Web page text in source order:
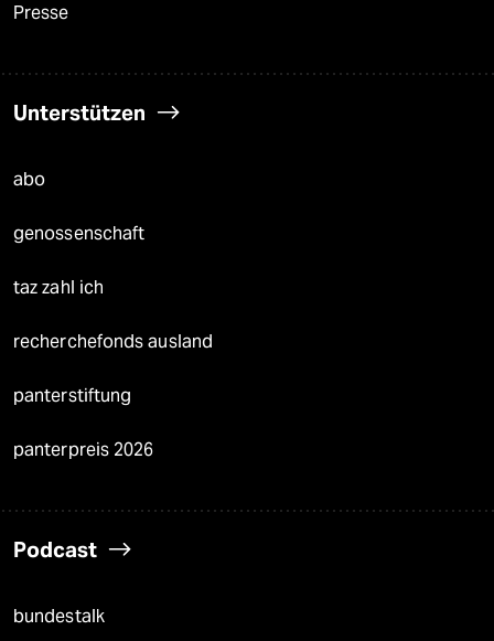
Presse
Unterstützen
abo
genossenschaft
taz zahl ich
recherchefonds ausland
panterstiftung
panterpreis 2026
Podcast
bundestalk